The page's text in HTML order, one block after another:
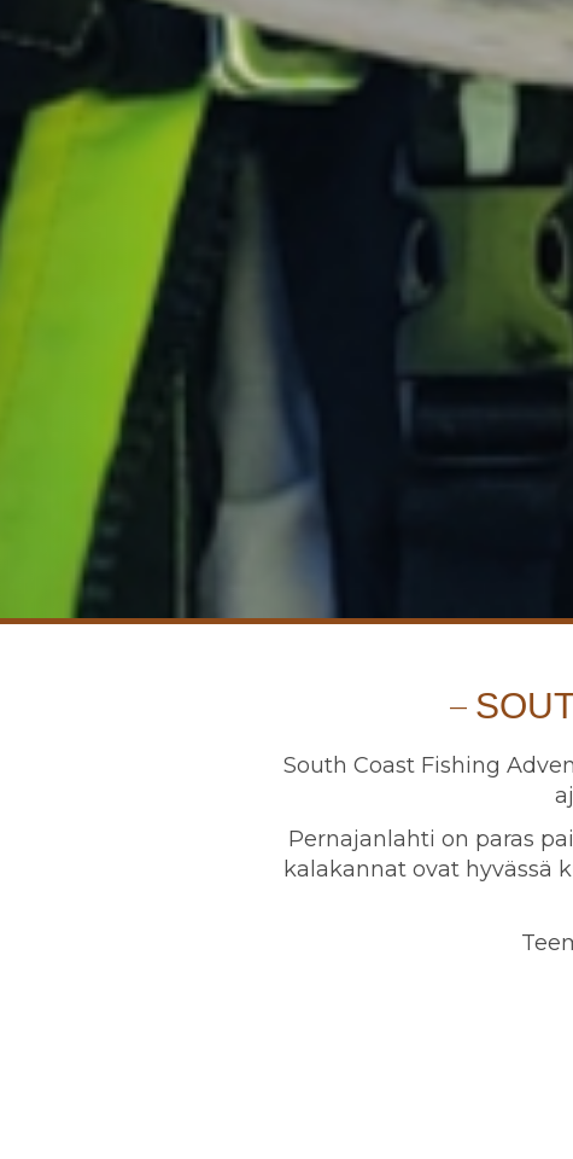
South Coast Fishing
Pernajanlahti on paras
kalakannat ovat hyvässä